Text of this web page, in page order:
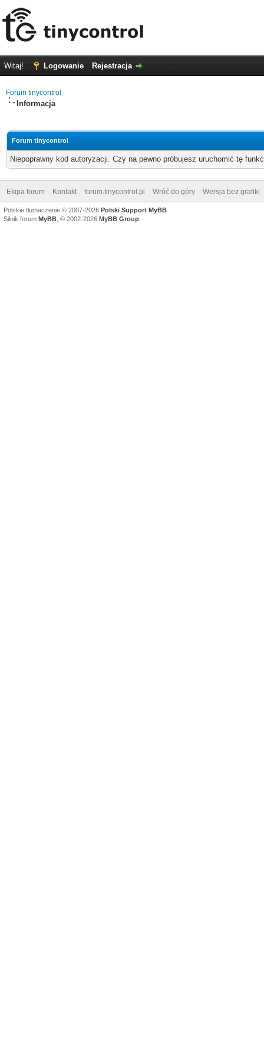
Witaj! Logowanie Rejestracja
Forum tinycontrol
Informacja
Forum tinycontrol
Niepoprawny kod autoryzacji. Czy na pewno próbujesz uruchomić tę
Ekipa forum Kontakt forum.tinycontrol.pl Wróć do góry Wersja bez grafiki
Polskie tłumaczenie © 2007-2026 Polski Support MyBB
Silnik forum MyBB , © 2002-2026 MyBB Group